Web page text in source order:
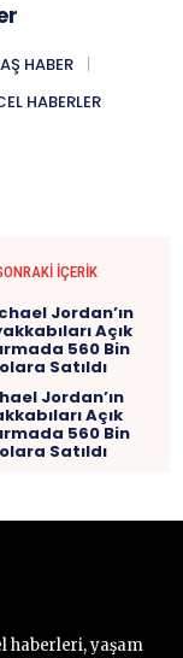
HABER
HABERLER
İÇERIK
Jordan’ın
Açık
560 Bin
Satıldı
haberleri, yaşam